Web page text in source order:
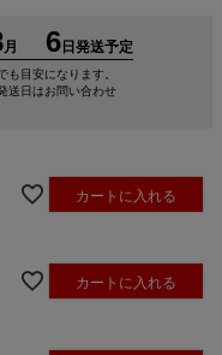
カートに入れる
カートに入れる